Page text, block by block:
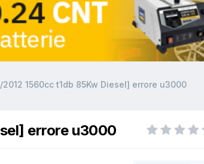
1560cc t1db 85Kw Diesel] errore u3000
errore u3000